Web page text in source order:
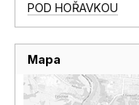
POD HOŘAVKOU
Mapa